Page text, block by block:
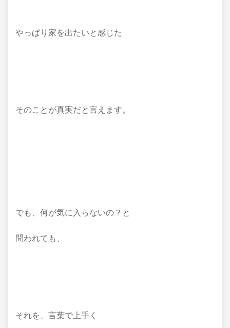
やっぱり家を出たいと感じた
そのことが真実だと言えます。
でも、何が気に入らないの？と
問われても、
それを、言葉で上手く